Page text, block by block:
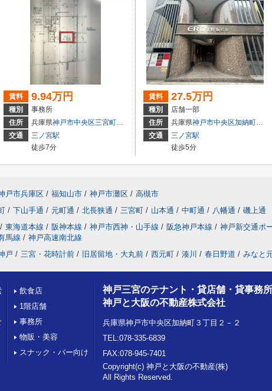
賃料 9.94万円
種別
事務所
住所
兵庫県神戸市中央区三宮町１丁目
交通
三ノ宮駅
徒歩7分
賃料 27.5万円
種別
店舗一部
住所
兵庫県神戸市中央区加納町４丁
交通
三ノ宮駅
徒歩5分
戸市兵庫区 / 福知山市 / 神戸市灘区 / 高槻市
/ 下山手通 / 元町通 / 北長狭通 / 三宮町 / 山本通 / 中町通 / 八幡通 / 磯上通
/ 東海道本線 / 阪神本線 / 神戸市西神・山手線 / 阪急神戸本線 / 神戸新交通ポ
馬線 / 神戸高速南北線
戸 / 三宮・花時計前 / 旧居留地・大丸前 / 西元町 / 湊川 / 春日野道 / みなと
飲食店
1階店舗
事務所
物販・美容
スナック・バー向け
神戸三宮のテナント・貸店舗・貸事務
神戸と大阪の不動産株式会社
兵庫県神戸市中央区加納町３丁目２－２
TEL:078-335-6839
FAX:078-945-7401
Copyright(c) 神戸と大阪の不動産(株)
All Rights Reserved.